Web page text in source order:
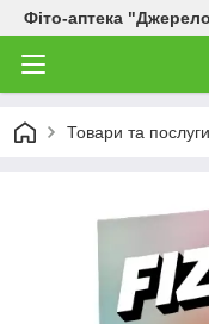
Фіто-аптека
Товари та послуги